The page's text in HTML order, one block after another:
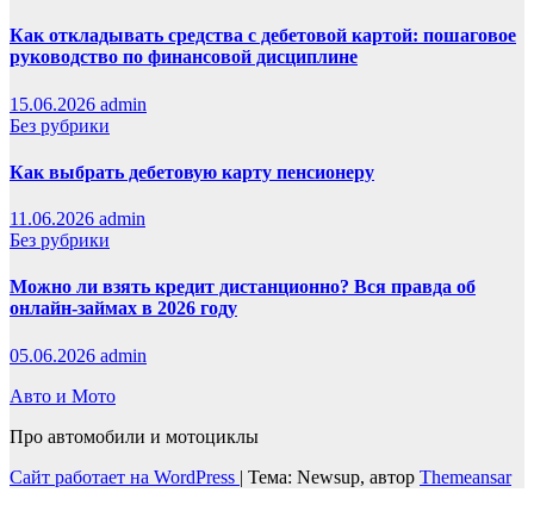
Как откладывать средства с дебетовой картой: пошаговое
руководство по финансовой дисциплине
15.06.2026 admin
Без рубрики
Как выбрать дебетовую карту пенсионеру
11.06.2026 admin
Без рубрики
Можно ли взять кредит дистанционно? Вся правда об
онлайн-займах в 2026 году
05.06.2026 admin
Авто и Мото
Про автомобили и мотоциклы
Сайт работает на WordPress | Тема: Newsup, автор Themeansar